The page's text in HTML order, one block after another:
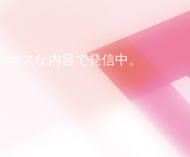
スな内容で発信中。